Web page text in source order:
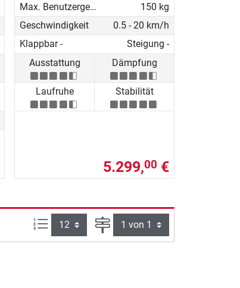
Max. Benutzergewicht
150 kg
Geschwindigkeit
0.5 - 20 km/h
Klappbar -
Steigung -
Ausstattung
Dämpfung
Laufruhe Stabilität
5.299,00 €
Artikel pro Seite: Seite